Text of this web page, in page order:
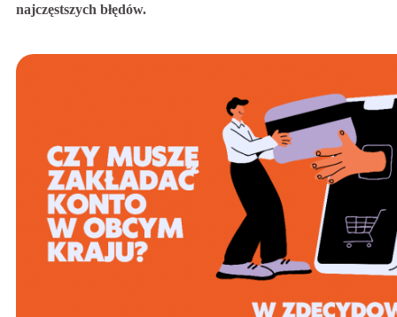
najczęstszych błędów.